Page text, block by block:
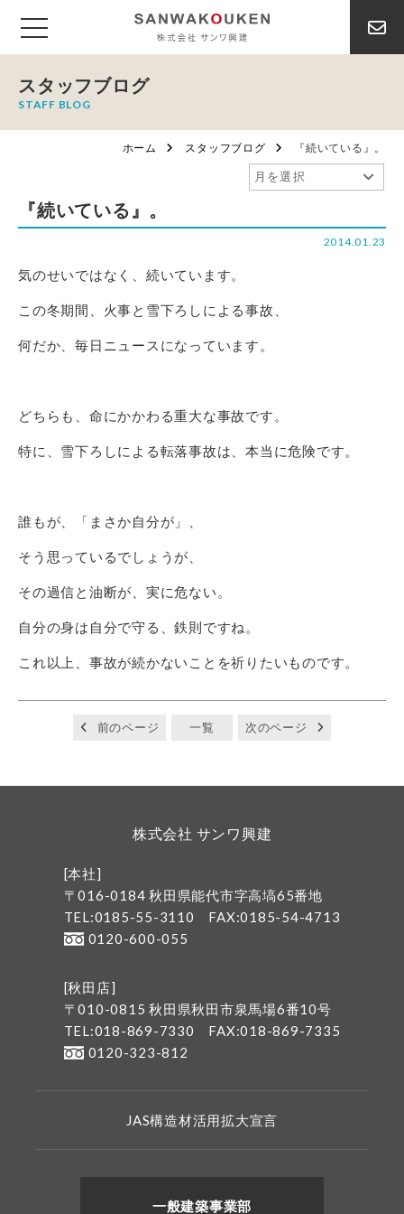
スタッフブログ
STAFF BLOG
ホーム スタッフブログ 『続いている』。
『続いている』。
2014.01.23
気のせいではなく、続いています。
この冬期間、火事と雪下ろしによる事故、
何だか、毎日ニュースになっています。
どちらも、命にかかわる重大な事故です。
特に、雪下ろしによる転落事故は、本当に危険です。
誰もが、「まさか自分が」、
そう思っているでしょうが、
その過信と油断が、実に危ない。
自分の身は自分で守る、鉄則ですね。
これ以上、事故が続かないことを祈りたいものです。
前のページ 一覧 次のページ
株式会社 サンワ興建
[本社]
〒016-0184 秋田県能代市字高塙65番地
TEL:0185-55-3110
FAX:0185-54-4713
0120-600-055
[秋田店]
〒010-0815 秋田県秋田市泉馬場6番10号
TEL:018-869-7330
FAX:018-869-7335
0120-323-812
JAS構造材活用拡大宣言
一般建築事業部